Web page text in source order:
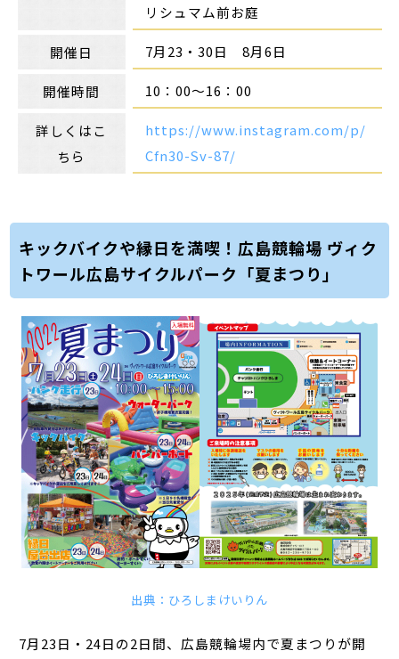
リシュマム前お庭
開催日 7月23・30日 8月6日
開催時間 10：00～16：00
詳しくはこ
ちら
https://www.instagram.com/p/
Cfn30-Sv-87/
キックバイクや縁日を満喫！広島競輪場 ヴィク
トワール広島サイクルパーク「夏まつり」
出典：ひろしまけいりん
7月23日・24日の2日間、広島競輪場内で夏まつりが開